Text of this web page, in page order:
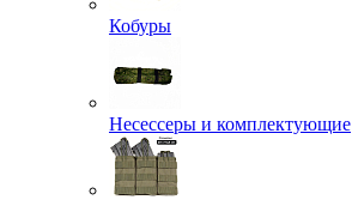
Кобуры
Несессеры и комплектующие